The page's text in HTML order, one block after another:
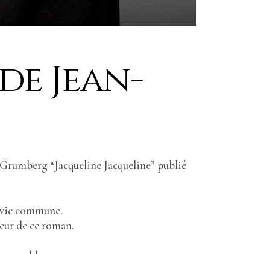
Jean-
“Jacqueline Jacqueline” publié
commune.
de ce roman.